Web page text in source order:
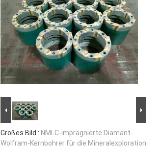
Großes Bild : NMLC-imprägnierte Diamant-
Wolfram-Kernbohrer für die Mineralexploration